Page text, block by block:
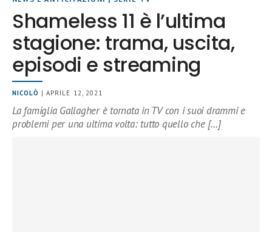
Shameless 11 è l’ultima
stagione: trama, uscita,
episodi e streaming
NICOLÒ | APRILE 12, 2021
La famiglia Gallagher è tornata in TV con i suoi drammi e
problemi per una ultima volta: tutto quello che […]